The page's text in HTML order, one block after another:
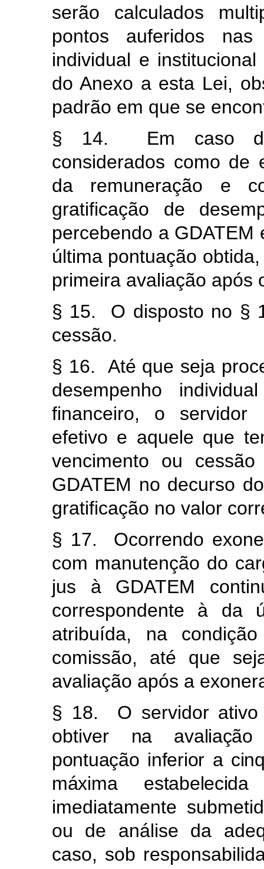
serão calculados
pontos auferidos nas
individual e
do Anexo a esta Lei,
padrão em que se
§ 14. Em caso de
considerados como de
da remuneração e
gratificação de
percebendo a
última pontuação
primeira avaliação após
§ 15. O disposto no §
cessão.
§ 16. Até que seja
desempenho
financeiro, o servidor
efetivo e aquele que
vencimento ou
GDATEM no decurso
gratificação no valor
§ 17. Ocorrendo
com manutenção do
jus à GDATEM
correspondente à da
atribuída, na
comissão, até que
avaliação após a
§ 18. O servidor ativo
obtiver na
pontuação inferior a
máxima
imediatamente
ou de análise da
caso, sob